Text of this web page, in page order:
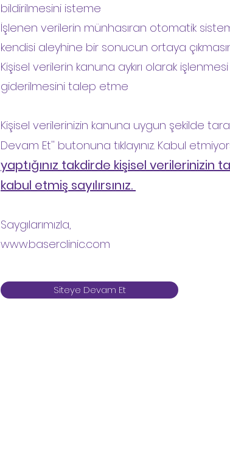
bildirilmesini isteme
İşlenen verilerin münhasıran otomatik
kendisi aleyhine bir sonucun ortaya
Kişisel verilerin kanuna aykırı olarak
giderilmesini talep etme
Kişisel verilerinizin kanuna uygun şekilde
Devam Et'' butonuna tıklayınız. Kabul
yaptığınız takdirde kişisel verilerinizin
kabul etmiş sayılırsınız.
Saygılarımızla,
www.baserclinic.com
Siteye Devam Et